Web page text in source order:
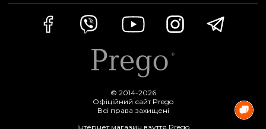
© 2014-2026
Офіційний сайт Prego
Всі права захищені
Інтернет магазин взуття Prego